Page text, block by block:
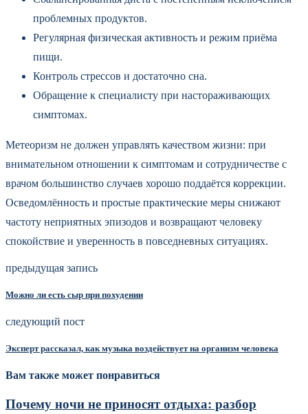
проблемных продуктов.
Регулярная физическая активность и режим приёма
пищи.
Контроль стрессов и достаточно сна.
Обращение к специалисту при настораживающих
симптомах.
Метеоризм не должен управлять качеством жизни: при
внимательном отношении к симптомам и сотрудничестве с
врачом большинство случаев хорошо поддаётся коррекции.
Осведомлённость и простые практические меры снижают
частоту неприятных эпизодов и возвращают человеку
спокойствие и уверенность в повседневных ситуациях.
предыдущая запись
Можно ли есть сыр при похудении
следующий пост
Эксперт рассказал, как музыка воздействует на организм человека
Вам также может понравиться
Почему ночи не приносят отдыха: разбор